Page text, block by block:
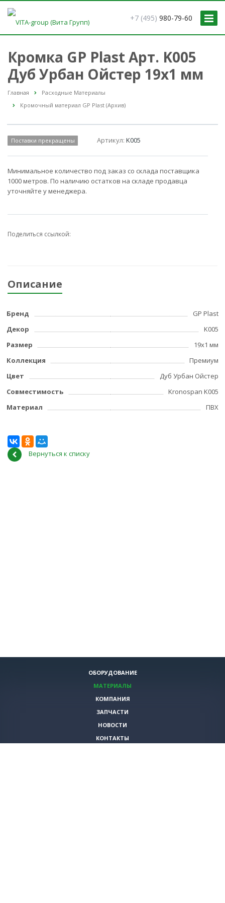
+7 (495) 980-79-60
Кромка GP Plast Арт. K005
Дуб Урбан Ойстер 19x1 мм
Главная
Расходные Материалы
Кромочный материал GP Plast (Архив)
Поставки прекращены Артикул:K005
Минимальное количество под заказ со склада поставщика
1000 метров. По наличию остатков на складе продавца
уточняйте у менеджера.
Поделиться ссылкой:
Описание
Бренд
GP Plast
Декор
K005
Размер
19x1 мм
Коллекция
Премиум
Цвет
Дуб Урбан Ойстер
Совместимость
Kronospan K005
Материал
ПВХ
Вернуться к списку
ОБОРУДОВАНИЕ
МАТЕРИАЛЫ
КОМПАНИЯ
ЗАПЧАСТИ
НОВОСТИ
КОНТАКТЫ